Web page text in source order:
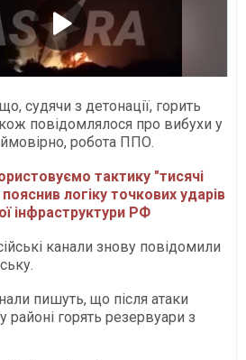
судячи з детонації, горить
повідомлялося про вибухи у
робота ППО.
тактику "тисячі
пояснив логіку точкових ударів
інфраструктури РФ
канали знову повідомили
пишуть, що після атаки
горять резервуари з